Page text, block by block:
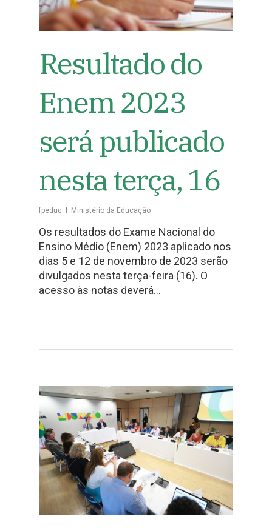
Resultado do
Enem 2023
será publicado
nesta terça, 16
fpeduq Ministério da Educação
Os resultados do Exame Nacional do
Ensino Médio (Enem) 2023 aplicado nos
dias 5 e 12 de novembro de 2023 serão
divulgados nesta terça-feira (16). O
acesso às notas deverá…